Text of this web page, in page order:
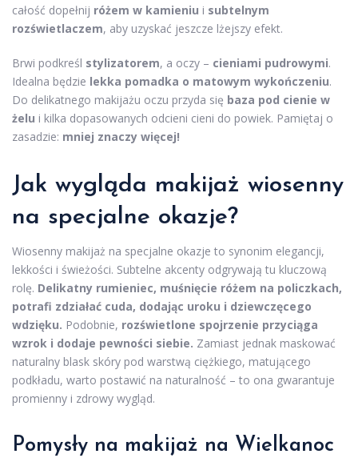
całość dopełnij różem w kamieniu i subtelnym
rozświetlaczem, aby uzyskać jeszcze lżejszy efekt.
Brwi podkreśl stylizatorem, a oczy – cieniami pudrowymi.
Idealna będzie lekka pomadka o matowym wykończeniu.
Do delikatnego makijażu oczu przyda się baza pod cienie w
żelu i kilka dopasowanych odcieni cieni do powiek. Pamiętaj o
zasadzie: mniej znaczy więcej!
Jak wygląda makijaż wiosenny
na specjalne okazje?
Wiosenny makijaż na specjalne okazje to synonim elegancji,
lekkości i świeżości. Subtelne akcenty odgrywają tu kluczową
rolę. Delikatny rumieniec, muśnięcie różem na policzkach,
potrafi zdziałać cuda, dodając uroku i dziewczęcego
wdzięku. Podobnie, rozświetlone spojrzenie przyciąga
wzrok i dodaje pewności siebie. Zamiast jednak maskować
naturalny blask skóry pod warstwą ciężkiego, matującego
podkładu, warto postawić na naturalność – to ona gwarantuje
promienny i zdrowy wygląd.
Pomysły na makijaż na Wielkanoc